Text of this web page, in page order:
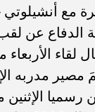
مع أنشيلوتي
عن
لقاء
مصير مدربه
رسميا الإثنين